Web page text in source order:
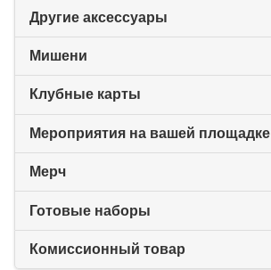
Другие аксессуары
Мишени
Клубные карты
Мероприятия на вашей площадке
Мерч
Готовые наборы
Комиссионный товар